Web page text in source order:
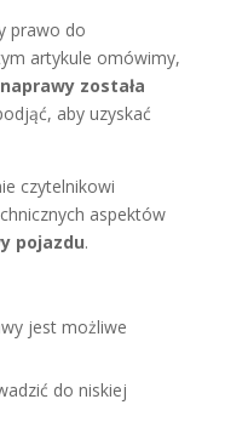
prawo do
artykule omówimy,
została
aby uzyskać
czytelnikowi
aspektów
pojazdu.
jest możliwe
do niskiej